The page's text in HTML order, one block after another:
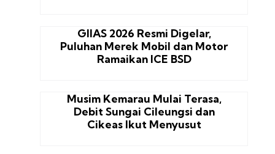
GIIAS 2026 Resmi Digelar,
Puluhan Merek Mobil dan Motor
Ramaikan ICE BSD
Musim Kemarau Mulai Terasa,
Debit Sungai Cileungsi dan
Cikeas Ikut Menyusut